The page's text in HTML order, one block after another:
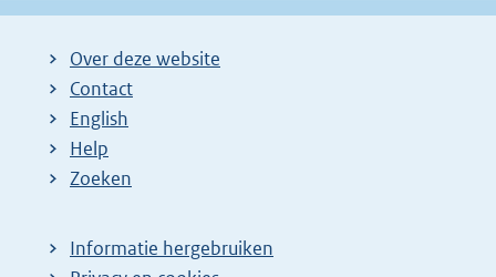
Over deze website
Contact
English
Help
Zoeken
Informatie hergebruiken